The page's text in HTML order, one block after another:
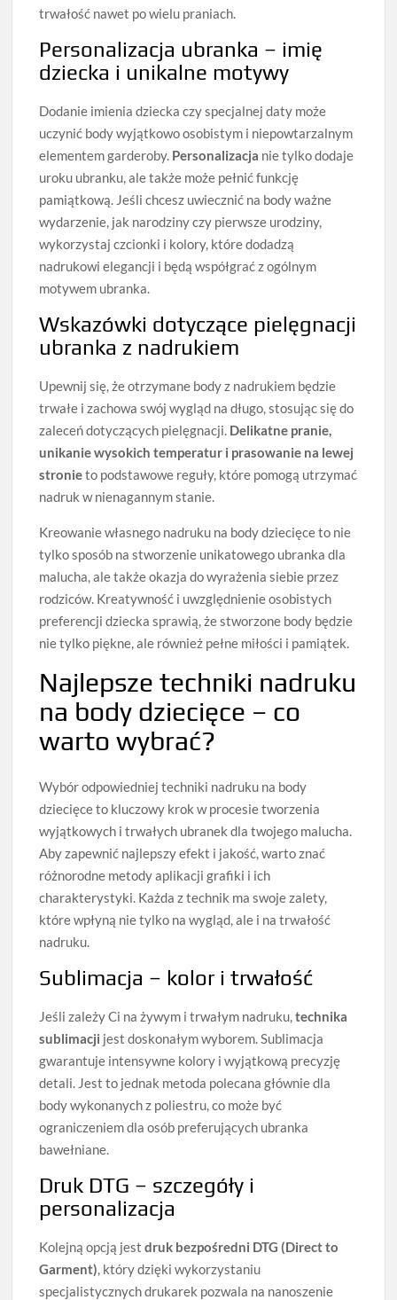
trwałość nawet po wielu praniach.
Personalizacja ubranka – imię
dziecka i unikalne motywy
Dodanie imienia dziecka czy specjalnej daty może
uczynić body wyjątkowo osobistym i niepowtarzalnym
elementem garderoby. Personalizacja nie tylko dodaje
uroku ubranku, ale także może pełnić funkcję
pamiątkową. Jeśli chcesz uwiecznić na body ważne
wydarzenie, jak narodziny czy pierwsze urodziny,
wykorzystaj czcionki i kolory, które dodadzą
nadrukowi elegancji i będą współgrać z ogólnym
motywem ubranka.
Wskazówki dotyczące pielęgnacji
ubranka z nadrukiem
Upewnij się, że otrzymane body z nadrukiem będzie
trwałe i zachowa swój wygląd na długo, stosując się do
zaleceń dotyczących pielęgnacji. Delikatne pranie,
unikanie wysokich temperatur i prasowanie na lewej
stronieto podstawowe reguły, które pomogą utrzymać
nadruk w nienagannym stanie.
Kreowanie własnego nadruku na body dziecięce to nie
tylko sposób na stworzenie unikatowego ubranka dla
malucha, ale także okazja do wyrażenia siebie przez
rodziców. Kreatywność i uwzględnienie osobistych
preferencji dziecka sprawią, że stworzone body będzie
nie tylko piękne, ale również pełne miłości i pamiątek.
Najlepsze techniki nadruku
na body dziecięce – co
warto wybrać?
Wybór odpowiedniej techniki nadruku na body
dziecięce to kluczowy krok w procesie tworzenia
wyjątkowych i trwałych ubranek dla twojego malucha.
Aby zapewnić najlepszy efekt i jakość, warto znać
różnorodne metody aplikacji grafiki i ich
charakterystyki. Każda z technik ma swoje zalety,
które wpłyną nie tylko na wygląd, ale i na trwałość
nadruku.
Sublimacja – kolor i trwałość
Jeśli zależy Ci na żywym i trwałym nadruku,technika
sublimacji jest doskonałym wyborem. Sublimacja
gwarantuje intensywne kolory i wyjątkową precyzję
detali. Jest to jednak metoda polecana głównie dla
body wykonanych z poliestru, co może być
ograniczeniem dla osób preferujących ubranka
bawełniane.
Druk DTG – szczegóły i
personalizacja
Kolejną opcją jestdruk bezpośredni DTG (Direct to
Garment) , który dzięki wykorzystaniu
specjalistycznych drukarek pozwala na nanoszenie